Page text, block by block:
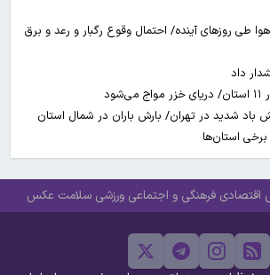
طی روزهای آینده/ احتمال وقوع رگبار و رعد و برق
داد
باد شدید در تهران/ بارش باران در شمال استان
برخی استان‌ها
اقتصادی فرهنگی و اجتماعی ورزشی سلامت عکس